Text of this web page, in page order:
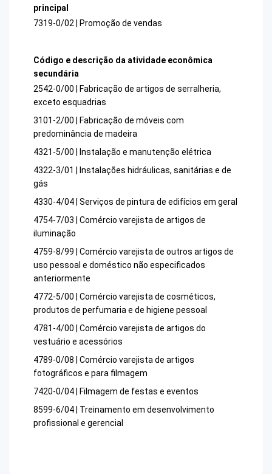
principal
7319-0/02 | Promoção de vendas
Código e descrição da atividade econômica
secundária
2542-0/00 | Fabricação de artigos de serralheria,
exceto esquadrias
3101-2/00 | Fabricação de móveis com
predominância de madeira
4321-5/00 | Instalação e manutenção elétrica
4322-3/01 | Instalações hidráulicas, sanitárias e de
gás
4330-4/04 | Serviços de pintura de edifícios em geral
4754-7/03 | Comércio varejista de artigos de
iluminação
4759-8/99 | Comércio varejista de outros artigos de
uso pessoal e doméstico não especificados
anteriormente
4772-5/00 | Comércio varejista de cosméticos,
produtos de perfumaria e de higiene pessoal
4781-4/00 | Comércio varejista de artigos do
vestuário e acessórios
4789-0/08 | Comércio varejista de artigos
fotográficos e para filmagem
7420-0/04 | Filmagem de festas e eventos
8599-6/04 | Treinamento em desenvolvimento
profissional e gerencial